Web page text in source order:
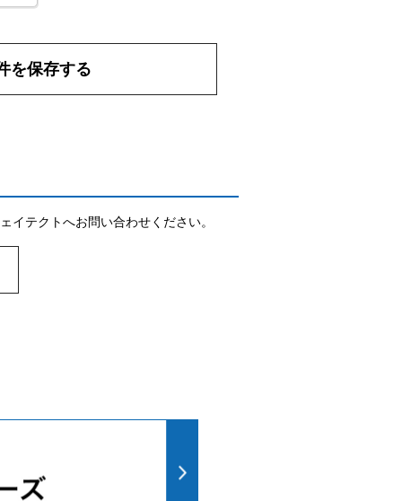
を保存する
テクトへお問い合わせください。